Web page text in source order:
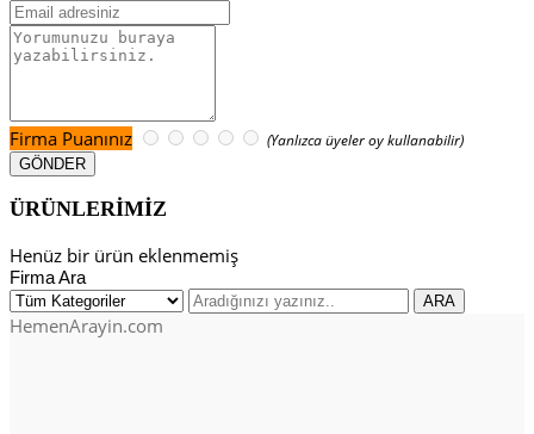
Firma Puanınız (Yanlızca üyeler oy kullanabilir)
ÜRÜNLERİMİZ
Henüz bir ürün eklenmemiş
Firma Ara
HemenArayin.com